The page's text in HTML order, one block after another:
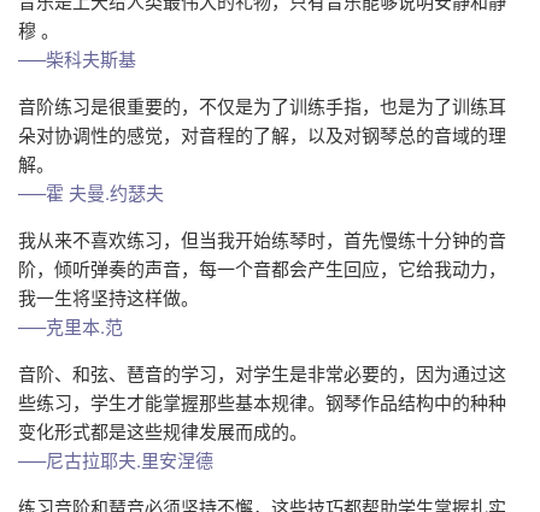
穆 。
—–柴科夫斯基
音阶练习是很重要的，不仅是为了训练手指，也是为了训练耳
朵对协调性的感觉，对音程的了解，以及对钢琴总的音域的理
解。
—–霍 夫曼.约瑟夫
我从来不喜欢练习，但当我开始练琴时，首先慢练十分钟的音
阶，倾听弹奏的声音，每一个音都会产生回应，它给我动力，
我一生将坚持这样做。
—–克里本.范
音阶、和弦、琶音的学习，对学生是非常必要的，因为通过这
些练习，学生才能掌握那些基本规律。钢琴作品结构中的种种
变化形式都是这些规律发展而成的。
—–尼古拉耶夫.里安涅德
练习音阶和琶音必须坚持不懈，这些技巧都帮助学生掌握扎实